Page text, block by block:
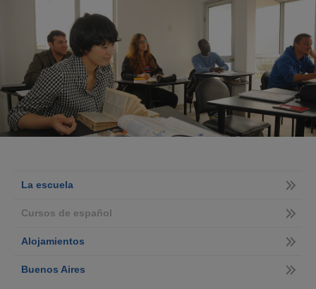
La escuela
Cursos de español
Alojamientos
Buenos Aires